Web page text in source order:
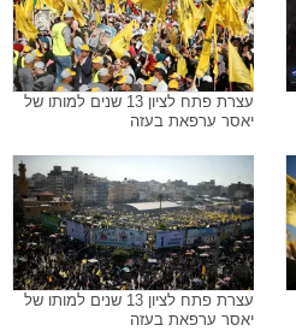
עצרת פתח לציון 13 שנים למותו של
יאסר ערפאת בעזה
עצרת פתח לציון 13 שנים למותו של
יאסר ערפאת בעזה